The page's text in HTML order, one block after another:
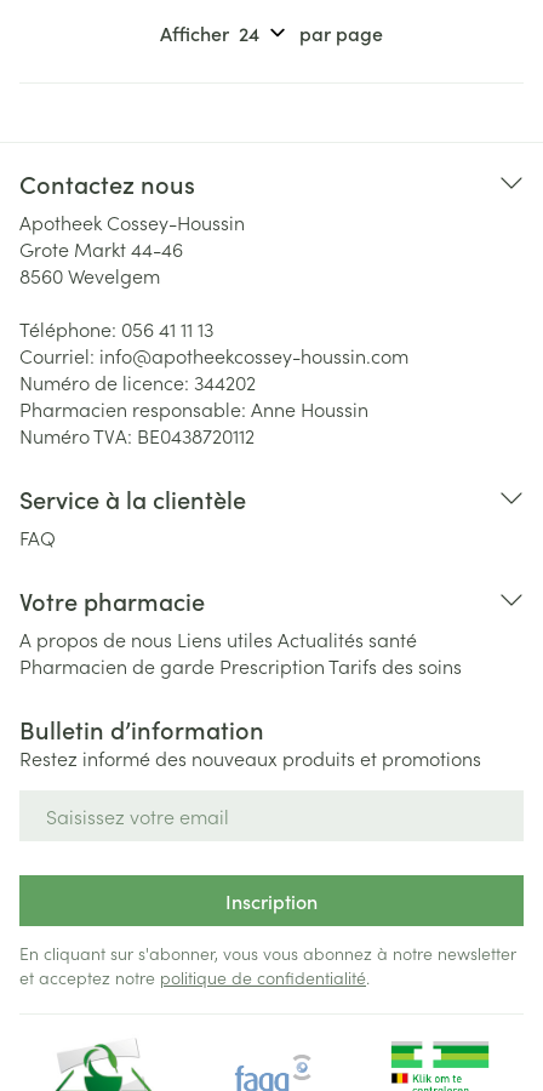
Afficher par page
Contactez nous
Apotheek Cossey-Houssin
Grote Markt 44-46
8560Wevelgem
Téléphone: 056 41 11 13
Courriel: info@apotheekcossey-houssin.com
Numéro de licence: 344202
Pharmacien responsable: Anne Houssin
Numéro TVA: BE0438720112
Service à la clientèle
FAQ
Votre pharmacie
A propos de nous Liens utiles Actualités santé
Pharmacien de garde PrescriptionTarifs des soins
Bulletin d’information
Restez informé des nouveaux produits et promotions
Inscription
En cliquant sur s'abonner, vous vous abonnez à notre newsletter
et acceptez notre politique de confidentialité.